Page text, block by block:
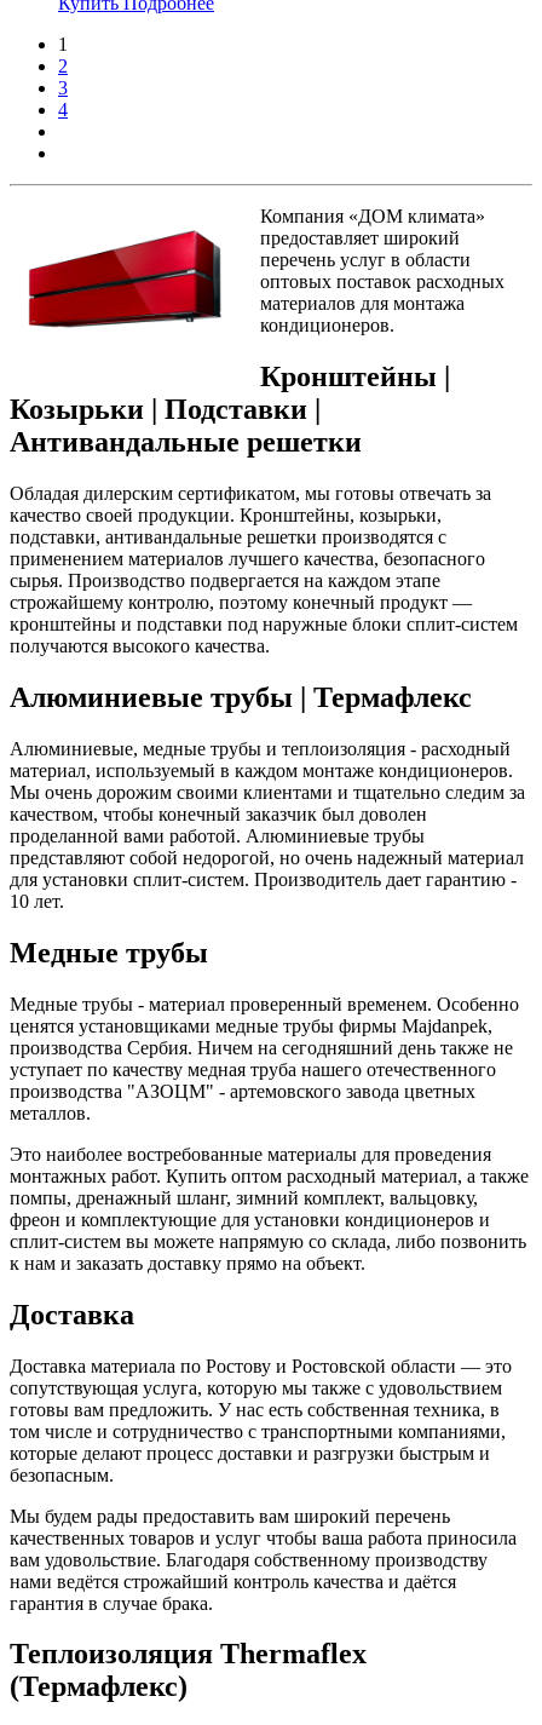
1
2
3
4
Компания «ДОМ климата»
предоставляет широкий
перечень услуг в области
оптовых поставок расходных
материалов для монтажа
кондиционеров.
Кронштейны |
Козырьки | Подставки |
Антивандальные решетки
Обладая дилерским сертификатом, мы готовы отвечать за
качество своей продукции. Кронштейны, козырьки,
подставки, антивандальные решетки производятся с
применением материалов лучшего качества, безопасного
сырья. Производство подвергается на каждом этапе
строжайшему контролю, поэтому конечный продукт —
кронштейны и подставки под наружные блоки сплит-систем
получаются высокого качества.
Алюминиевые трубы | Термафлекс
Алюминиевые, медные трубы и теплоизоляция - расходный
материал, используемый в каждом монтаже кондиционеров.
Мы очень дорожим своими клиентами и тщательно следим за
качеством, чтобы конечный заказчик был доволен
проделанной вами работой. Алюминиевые трубы
представляют собой недорогой, но очень надежный материал
для установки сплит-систем. Производитель дает гарантию -
10 лет.
Медные трубы
Медные трубы - материал проверенный временем. Особенно
ценятся установщиками медные трубы фирмы Majdanpek,
производства Сербия. Ничем на сегодняшний день также не
уступает по качеству медная труба нашего отечественного
производства "АЗОЦМ" - артемовского завода цветных
металлов.
Это наиболее востребованные материалы для проведения
монтажных работ. Купить оптом расходный материал, а также
помпы, дренажный шланг, зимний комплект, вальцовку,
фреон и комплектующие для установки кондиционеров и
сплит-систем вы можете напрямую со склада, либо позвонить
к нам и заказать доставку прямо на объект.
Доставка
Доставка материала по Ростову и Ростовской области — это
сопутствующая услуга, которую мы также с удовольствием
готовы вам предложить. У нас есть собственная техника, в
том числе и сотрудничество с транспортными компаниями,
которые делают процесс доставки и разгрузки быстрым и
безопасным.
Мы будем рады предоставить вам широкий перечень
качественных товаров и услуг чтобы ваша работа приносила
вам удовольствие. Благодаря собственному производству
нами ведётся строжайший контроль качества и даётся
гарантия в случае брака.
Теплоизоляция Thermaflex
(Термафлекс)